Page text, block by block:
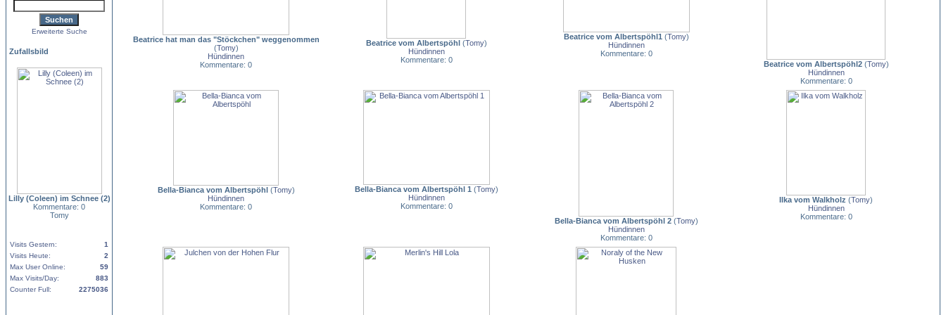
Erweiterte Suche
Zufallsbild
Lilly (Coleen) im Schnee (2)
Kommentare: 0
Tomy
Visits Gestern:
1
Visits Heute:
2
Max User Online:
59
Max Visits/Day:
883
Counter Full:
2275036
Beatrice hat man das "Stöckchen" weggenommen
(Tomy)
Hündinnen
Kommentare: 0
Beatrice vom Albertspöhl(Tomy)
Hündinnen
Kommentare: 0
Beatrice vom Albertspöhl1 (Tomy)
Hündinnen
Kommentare: 0
Beatrice vom Albertspöhl2(Tomy)
Hündinnen
Kommentare: 0
Bella-Bianca vom Albertspöhl(Tomy)
Hündinnen
Kommentare: 0
Bella-Bianca vom Albertspöhl 1 (Tomy)
Hündinnen
Kommentare: 0
Bella-Bianca vom Albertspöhl 2(Tomy)
Hündinnen
Kommentare: 0
Ilka vom Walkholz (Tomy)
Hündinnen
Kommentare: 0